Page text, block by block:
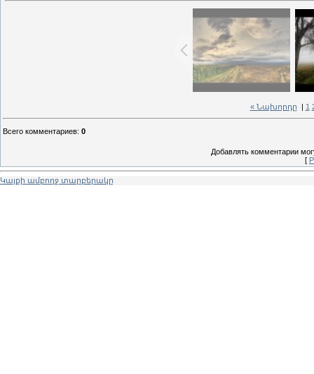
« Նախորդը 1
Всего комментариев: 0
Добавлять комментарии
[
Կայքի ամբողջ տարբերակը